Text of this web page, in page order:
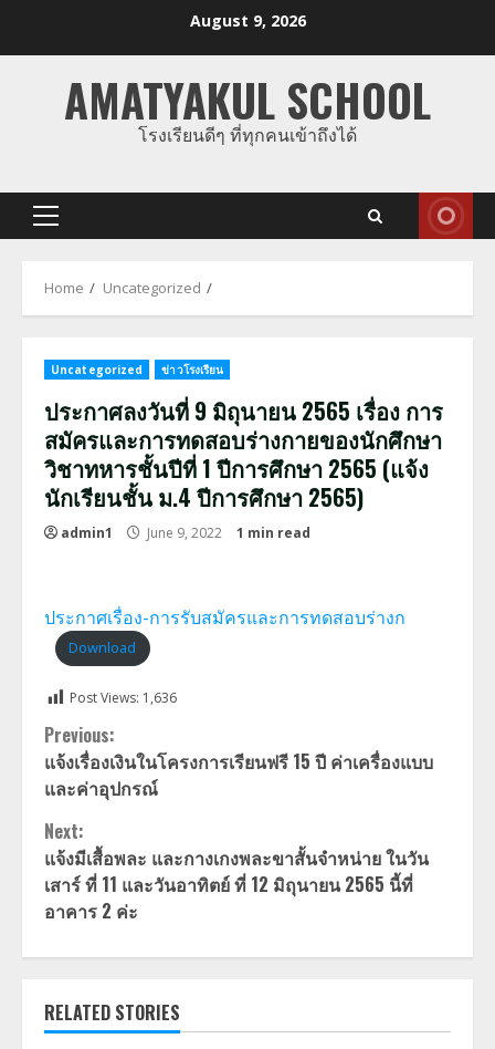
August 9, 2026
AMATYAKUL SCHOOL
โรงเรียนดีๆ ที่ทุกคนเข้าถึงได้
Primary
Home Uncategorized
Uncategorized ข่าวโรงเรียน
ประกาศลงวันที่ 9 มิถุนายน 2565 เรื่อง การ
สมัครและการทดสอบร่างกายของนักศึกษา
วิชาทหารชั้นปีที่ 1 ปีการศึกษา 2565 (แจ้ง
นักเรียนชั้น ม.4 ปีการศึกษา 2565)
admin1 June 9, 2022 1 min read
ประกาศเรื่อง-การรับสมัครและการทดสอบร่างก
Download
Post Views: 1,636
Continue
Reading
Previous:
แจ้งเรื่องเงินในโครงการเรียนฟรี 15 ปี ค่าเครื่องแบบ
และค่าอุปกรณ์
Next:
แจ้งมีเสื้อพละ และกางเกงพละขาสั้นจำหน่าย ในวัน
เสาร์ ที่ 11 และวันอาทิตย์ ที่ 12 มิถุนายน 2565 นี้ที่
อาคาร 2 ค่ะ
RELATED STORIES